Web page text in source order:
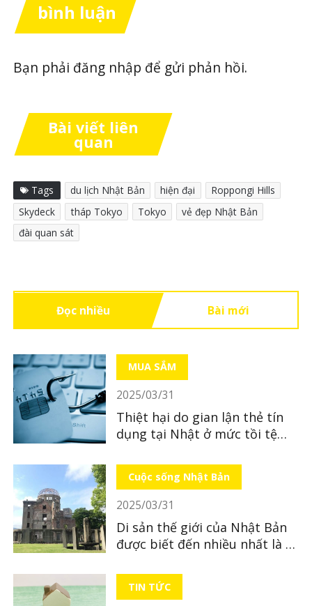
bình luận
Bạn phải đăng nhập để gửi phản hồi.
Bài viết liên
quan
Tags du lịch Nhật Bản hiện đại
Roppongi Hills
Skydeck
tháp Tokyo Tokyo
vẻ đẹp Nhật Bản
đài quan sát
Đọc nhiều Bài mới
MUA SẮM
2025/03/31
Thiệt hại do gian lận thẻ tín
dụng tại Nhật ở mức tồi tệ
Cuộc sống Nhật Bản
2025/03/31
Di sản thế giới của Nhật Bản
được biết đến nhiều nhất là di
TIN TỨC